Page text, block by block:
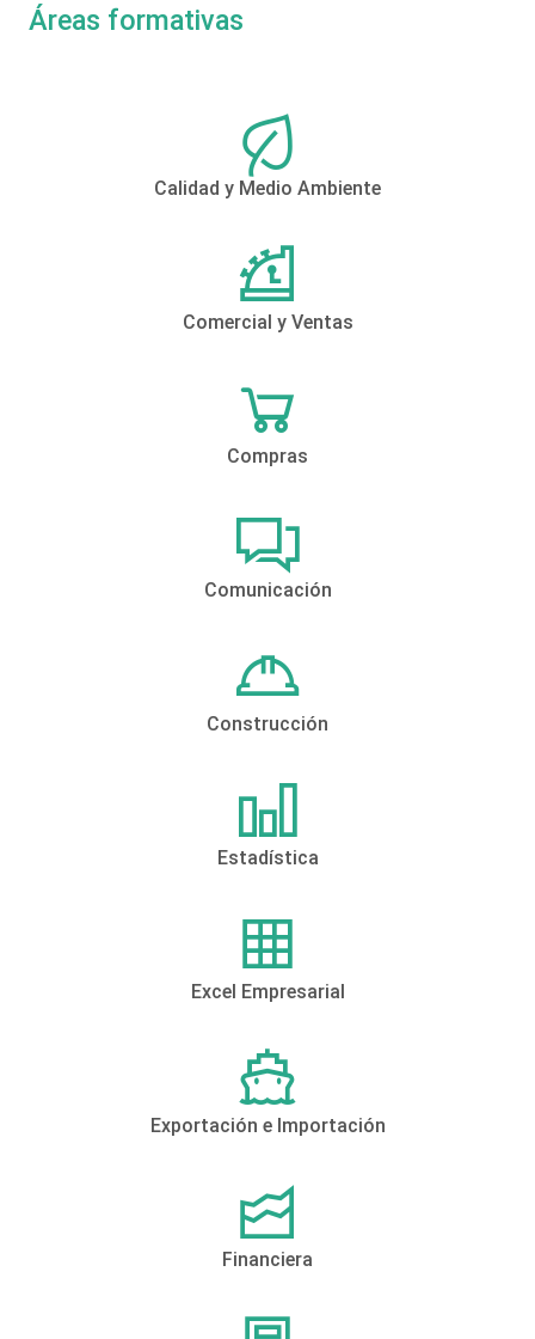
Áreas formativas
Calidad y Medio Ambiente
Comercial y Ventas
Compras
Comunicación
Construcción
Estadística
Excel Empresarial
Exportación e Importación
Financiera